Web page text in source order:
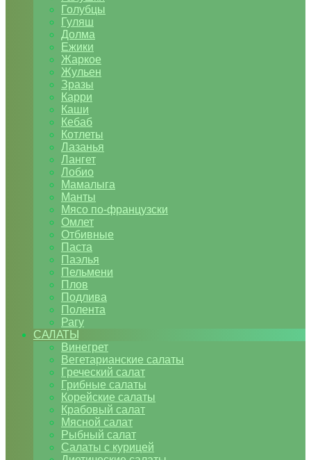
Голубцы
Гуляш
Долма
Ежики
Жаркое
Жульен
Зразы
Карри
Каши
Кебаб
Котлеты
Лазанья
Лангет
Лобио
Мамалыга
Манты
Мясо по-французски
Омлет
Отбивные
Паста
Паэлья
Пельмени
Плов
Подлива
Полента
Рагу
САЛАТЫ
Винегрет
Вегетарианские салаты
Греческий салат
Грибные салаты
Корейские салаты
Крабовый салат
Мясной салат
Рыбный салат
Салаты с курицей